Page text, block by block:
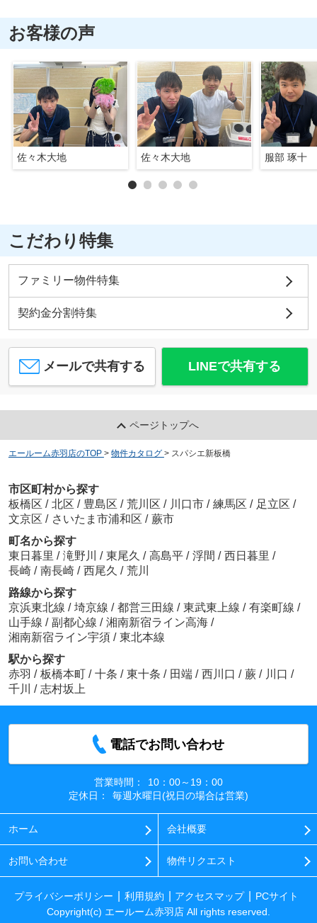
お客様の声
佐々木大地 佐々木大地 服部 琢十
こだわり特集
ファミリー物件特集
契約金分割特集
メールで共有する LINEで共有する
ページトップへ
エールーム赤羽店のTOP > 物件カタログ > スパシエ新板橋
市区町村から探す
板橋区 / 北区 / 豊島区 / 荒川区 / 川口市 / 練馬区 / 足立区 /
文京区 / さいたま市浦和区 / 蕨市
町名から探す
東日暮里 / 滝野川 / 東尾久 / 高島平 / 浮間 / 西日暮里 /
長崎 / 南長崎 / 西尾久 / 荒川
路線から探す
京浜東北線 / 埼京線 / 都営三田線 / 東武東上線 / 有楽町線 /
山手線 / 副都心線 / 湘南新宿ライン高海 /
湘南新宿ライン宇須 / 東北本線
駅から探す
赤羽 / 板橋本町 / 十条 / 東十条 / 田端 / 西川口 / 蕨 / 川口 /
千川
/ 志村坂上
電話でお問い合わせ
営業時間：
10：00～19：00
定休日：
毎週水曜日(祝日の場合は営業)
ホーム 会社概要
お問い合わせ 物件リクエスト
プライバシーポリシー 利用規約 アクセスマップ
PCサイト
Copyright(c) エールーム赤羽店 All rights reserved.